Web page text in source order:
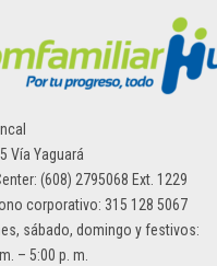
Vía Yaguará
(608) 2795068 Ext. 1229
corporativo: 315 128 5067
sábado, domingo y festivos:
– 5:00 p. m.